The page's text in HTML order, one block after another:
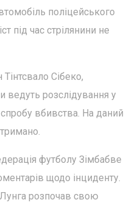
поліцейського
під час стрілянини не
Тінтсвало Сібеко,
ведуть розслідування у
вбивства. На даний
футболу Зімбабве
щодо інциденту.
розпочав свою